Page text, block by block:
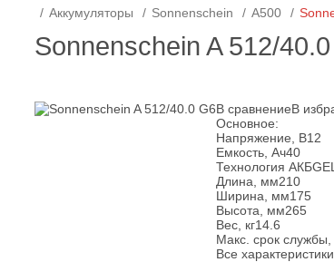
Аккумуляторы Sonnenschein A500
Sonnenschein A 512/
В сравнениеВ
Основное:
Напряжение, В12
Емкость, Ач40
Технология АКБGEL
Длина, мм210
Ширина, мм175
Высота, мм265
Вес, кг14.6
Макс. срок службы,
Все характеристики